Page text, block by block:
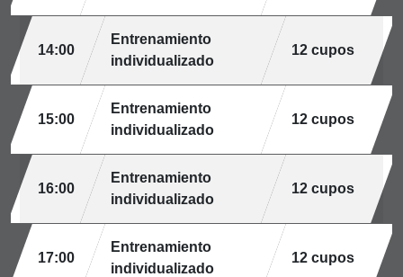
14:00
Entrenamiento
individualizado
12 cupos
15:00
Entrenamiento
individualizado
12 cupos
16:00
Entrenamiento
individualizado
12 cupos
17:00
Entrenamiento
individualizado
12 cupos